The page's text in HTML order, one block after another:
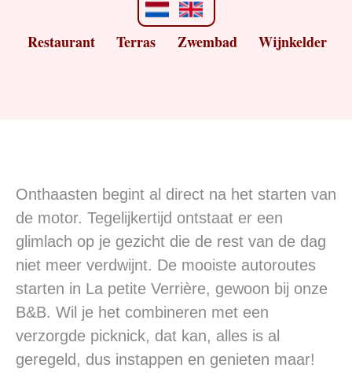
Restaurant Terras Zwembad Wijnkelder
Onthaasten begint al direct na het starten van
de motor. Tegelijkertijd ontstaat er een
glimlach op je gezicht die de rest van de dag
niet meer verdwijnt. De mooiste autoroutes
starten in La petite Verrière, gewoon bij onze
B&B. Wil je het combineren met een
verzorgde picknick, dat kan, alles is al
geregeld, dus instappen en genieten maar!